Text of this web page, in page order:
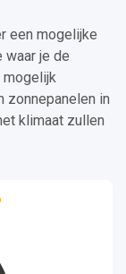
een mogelijke
je de
mogelijk
zonnepanelen in
klimaat zullen